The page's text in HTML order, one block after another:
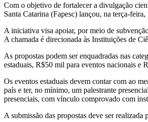
Com o objetivo de fortalecer a divulgação
Santa Catarina (Fapesc) lançou, na terça-
A iniciativa visa apoiar, por meio de
A chamada é direcionada às Instituições de
As propostas podem ser enquadradas nas
estaduais, R$50 mil para eventos nacionais e
Os eventos estaduais devem contar com ao
país e ter, no mínimo, um palestrante
presenciais, com vínculo comprovado com
A submissão das propostas deve ser realizada